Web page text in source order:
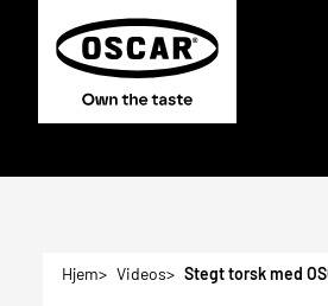
Hjem Videos Stegt torsk med